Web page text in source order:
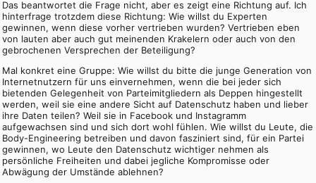
Das beantwortet die Frage nicht, aber es zeigt eine Richtung auf. Ich
hinterfrage trotzdem diese Richtung: Wie willst du Experten
gewinnen, wenn diese vorher vertrieben wurden? Vertrieben eben
von lauten aber auch gut meinenden Krakelern oder auch von den
gebrochenen Versprechen der Beteiligung?
Mal konkret eine Gruppe: Wie willst du bitte die junge Generation von
Internetnutzern für uns einvernehmen, wenn die bei jeder sich
bietenden Gelegenheit von Parteimitgliedern als Deppen hingestellt
werden, weil sie eine andere Sicht auf Datenschutz haben und lieber
ihre Daten teilen? Weil sie in Facebook und Instagramm
aufgewachsen sind und sich dort wohl fühlen. Wie willst du Leute, die
Body-Engineering betreiben und davon fasziniert sind, für ein Partei
gewinnen, wo Leute den Datenschutz wichtiger nehmen als
persönliche Freiheiten und dabei jegliche Kompromisse oder
Abwägung der Umstände ablehnen?